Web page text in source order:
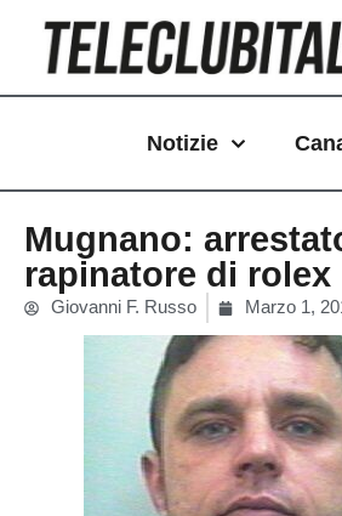
contenuto
Notizie
Mugnano:
rapinatore di rolex
Giovanni F. Russo Marzo 1,